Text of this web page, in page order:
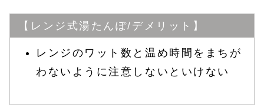
【レンジ式湯たんぽ/デメリット】
レンジのワット数と温め時間をまちが
わないように注意しないといけない